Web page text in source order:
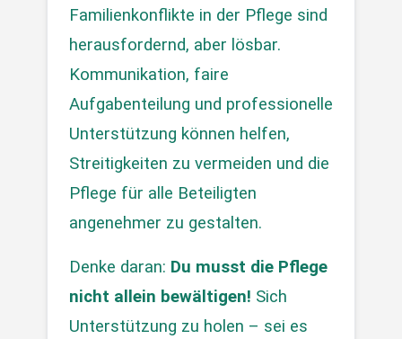
Familienkonflikte in der Pflege sind
herausfordernd, aber lösbar.
Kommunikation, faire
Aufgabenteilung und professionelle
Unterstützung können helfen,
Streitigkeiten zu vermeiden und die
Pflege für alle Beteiligten
angenehmer zu gestalten.
Denke daran: Du musst die Pflege
nicht allein bewältigen! Sich
Unterstützung zu holen – sei es